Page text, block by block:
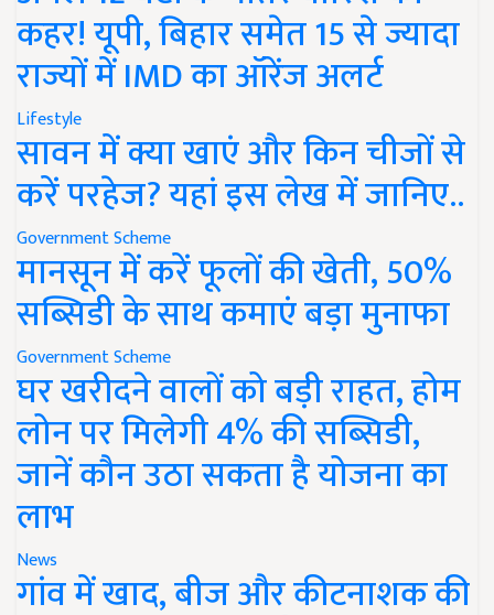
कहर! यूपी, बिहार समेत 15 से ज्यादा
राज्यों में IMD का ऑरेंज अलर्ट
Lifestyle
सावन में क्या खाएं और किन चीजों से
करें परहेज? यहां इस लेख में जानिए..
Government Scheme
मानसून में करें फूलों की खेती, 50%
सब्सिडी के साथ कमाएं बड़ा मुनाफा
Government Scheme
घर खरीदने वालों को बड़ी राहत, होम
लोन पर मिलेगी 4% की सब्सिडी,
जानें कौन उठा सकता है योजना का
लाभ
News
गांव में खाद, बीज और कीटनाशक की